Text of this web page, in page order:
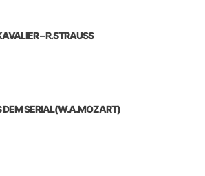
– R.STRAUSS
DEM SERIAL(W.A.MOZART)